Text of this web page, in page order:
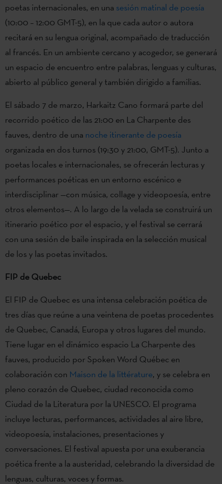
poetas internacionales, en una sesión matinal de poesía
(10:00 – 12:00 GMT-5), en la que cada autor o autora
recitará en su lengua original, acompañado de traducción
al francés. En un ambiente cercano y acogedor, se generará
un espacio de encuentro entre palabras, lenguas y culturas,
abierto al público general y también dirigido a familias.
El sábado 7 de marzo, Harkaitz Cano formará parte del
recorrido poético de las 21:00 en La Charpente des
fauves, dentro de una noche itinerante de poesía
organizada en dos turnos (19:30 y 21:00, GMT-5). Junto a
poetas locales e internacionales, se ofrecerán lecturas y
performances poéticas en un entorno escénico e
interdisciplinar —con música, collage y videopoesía, entre
otros elementos—. A lo largo de la velada se construirá un
itinerario poético por el espacio, y el festival se cerrará
con una sesión de baile inspirada en la selección musical
de los y las poetas invitados.
FIP de Quebec
El FIP de Quebec es una intensa celebración poética de
tres días que reúne a una veintena de poetas procedentes
de Quebec, Canadá, Europa y otros lugares del mundo.
Tiene lugar en el dinámico espacio La Charpente des
fauves, producido por Spoken Word Québec en
colaboración con Maison de la littérature, y se celebra en
pleno corazón de Quebec, ciudad reconocida como
Ciudad de la Literatura por la UNESCO. El programa
incluye lecturas, performances, actividades al aire libre,
videopoesía, instalaciones, presentaciones y
conversaciones. El festival apuesta por una exuberancia
poética frente a la austeridad, celebrando la diversidad de
lenguas, culturas, voces y formas.